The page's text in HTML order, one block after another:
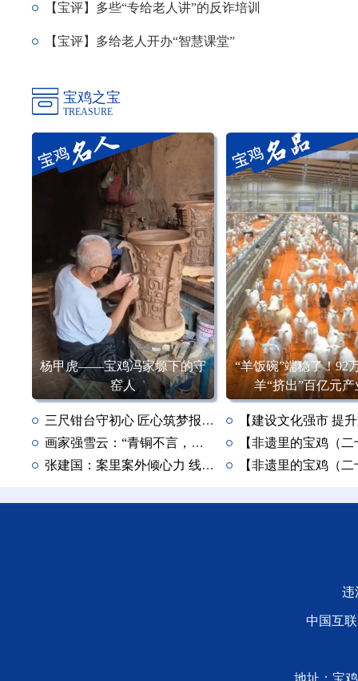
【宝评】多些“专给老人讲”的反诈培训
【宝评】多给老人开办“智慧课堂”
宝鸡之宝
TREASURE
杨甲虎——宝鸡冯家塬下的守
窑人
三尺钳台守初心 匠心筑梦报家国——记全国优秀共产党员、陕西电子群力电工有限责任公司首席技师霍威
画家强雪云：“青铜不言，却能看见‘中国’”
张建国：案里案外倾心力 线上线下送温情
“羊饭碗”端稳了！92
羊“挤出”百亿元产
违
中国互
地址：宝